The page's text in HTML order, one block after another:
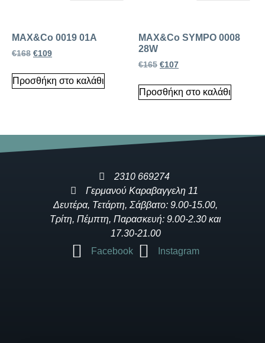
MAX&Co 0019 01A
€168 €109
Προσθήκη στο καλάθι
MAX&Co SYMPO 0008
28W
€165 €107
Προσθήκη στο καλάθι
2310 669274
Γερμανού Καραβαγγελη 11
Δευτέρα, Τετάρτη, Σάββατο: 9.00-15.00,
Τρίτη, Πέμπτη, Παρασκευή: 9.00-2.30 και
17.30-21.00
Facebook
Instagram